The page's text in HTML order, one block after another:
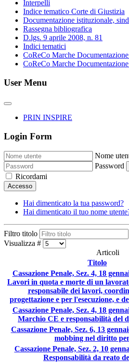
Interpelli
Indice tematico Corte di Giustizia
Documentazione istituzionale,
Rassegna bibliografica
D.lgs. 9 aprile 2008, n. 81
Indici tematici
CoReCo Marche
CoReCo Marche
User Menu
PRIN INSPIRE
Login Form
Nome
Password
Ricordami
Accesso
Hai dimenticato la tua password?
Hai dimenticato il tuo nome
Filtro titolo
Visualizza #
Articoli
Titolo
Cassazione Penale, Sez. 4, 18
Lavori in quota e morte di un
responsabile dei lavori,
progettazione e per l'esecuzione, e
Cassazione Penale, Sez. 4, 18
Marchio CE e responsabilità del
Cassazione Penale, Sez. 6, 13
mobbing nel diritto
Cassazione Penale, Sez. 2, 10
Responsabilità da reato